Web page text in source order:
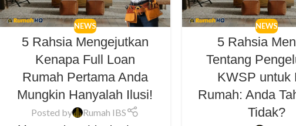
NEWS
5 Rahsia Mengejutkan
Kenapa Full Loan
Rumah Pertama Anda
Mungkin Hanyalah Ilusi!
Posted by
Rumah IBS
NEWS
5 Rahsia
Tentang
KWSP untuk
Rumah: Anda
Tidak?